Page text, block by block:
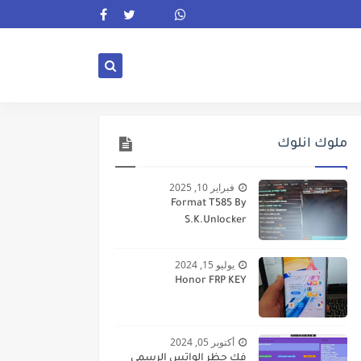
ملوك انلوك
فبراير 10, 2025
Format T585 By
S.K.Unlocker
يوليو 15, 2024
Honor FRP KEY
أكتوبر 05, 2024
فك حظر الواتس الرسمى